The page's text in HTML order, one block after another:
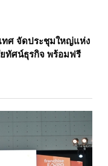
ทศ จัดประชุมใหญ่แห่ง
ทัศน์ธุรกิจ พร้อมฟรี